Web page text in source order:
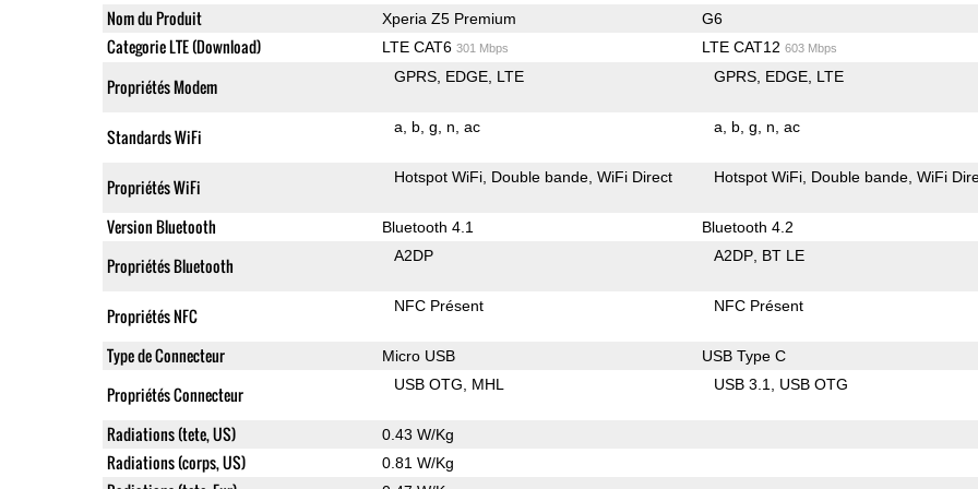
Nom du Produit Xperia Z5 Premium G6
Categorie LTE (Download) LTE CAT6 301 Mbps LTE CAT12 603 Mbps
Propriétés Modem GPRS EDGE LTE GPRS EDGE LTE
Standards WiFi a b g n ac a b g n ac
Propriétés WiFi Hotspot WiFi Double bande WiFi Direct Hotspot WiFi Double bande WiFi
Version Bluetooth Bluetooth 4.1 Bluetooth 4.2
Propriétés Bluetooth A2DP A2DP BT LE
Propriétés NFC NFC Présent NFC Présent
Type de Connecteur Micro USB USB Type C
Propriétés Connecteur USB OTG MHL USB 3.1 USB OTG
Radiations (tete, US) 0.43 W/Kg
Radiations (corps, US) 0.81 W/Kg